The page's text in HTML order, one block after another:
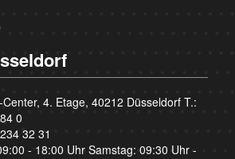
4. Etage, 40212 Düsseldorf T.:
0
32 31
- 18:00 Uhr Samstag: 09:30 Uhr -